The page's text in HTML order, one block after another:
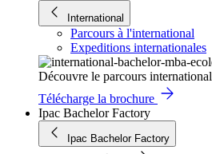
International
Parcours à l'international
Expeditions internationales
Découvre le parcours international
Télécharge la brochure
Ipac Bachelor Factory
Ipac Bachelor Factory